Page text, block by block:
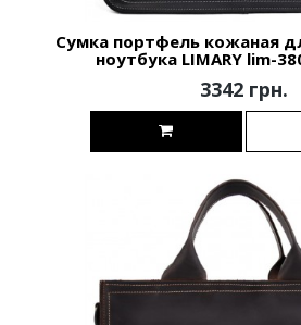
Сумка портфель кожаная
ноутбука LIMARY lim-
3342 грн.